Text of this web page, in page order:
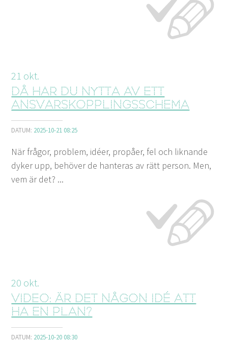
21 okt.
Då har du nytta av ett
ansvarskopplingsschema
DATUM: 2025-10-21 08:25
När frågor, problem, idéer, propåer, fel och liknande
dyker upp, behöver de hanteras av rätt person. Men,
vem är det? ...
20 okt.
Video: Är det någon idé att
ha en plan?
DATUM: 2025-10-20 08:30